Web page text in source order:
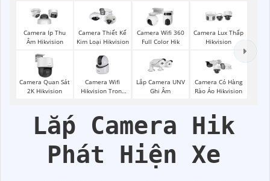
Camera Ip Thu
Âm Hikvision
Camera Thiết Kế
Kim Loại Hikvision
Camera Wifi 360
Full Color Hik
Camera Lux Thấp
Hikvision
Camera Quan Sát
2K Hikvision
Camera Wifi
Hikvision Trong
Lắp Camera UNV
Ghi Âm
Camera Có Hàng
Rào Ảo Hikvision
Lắp Camera Hik
Phát Hiện Xe